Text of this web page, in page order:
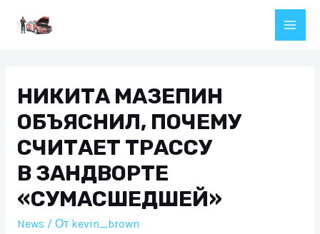
Main
НИКИТА МАЗЕПИН
ОБЪЯСНИЛ, ПОЧЕМУ
СЧИТАЕТ ТРАССУ
В ЗАНДВОРТЕ
«СУМАСШЕДШЕЙ»
News / От kevin_brown